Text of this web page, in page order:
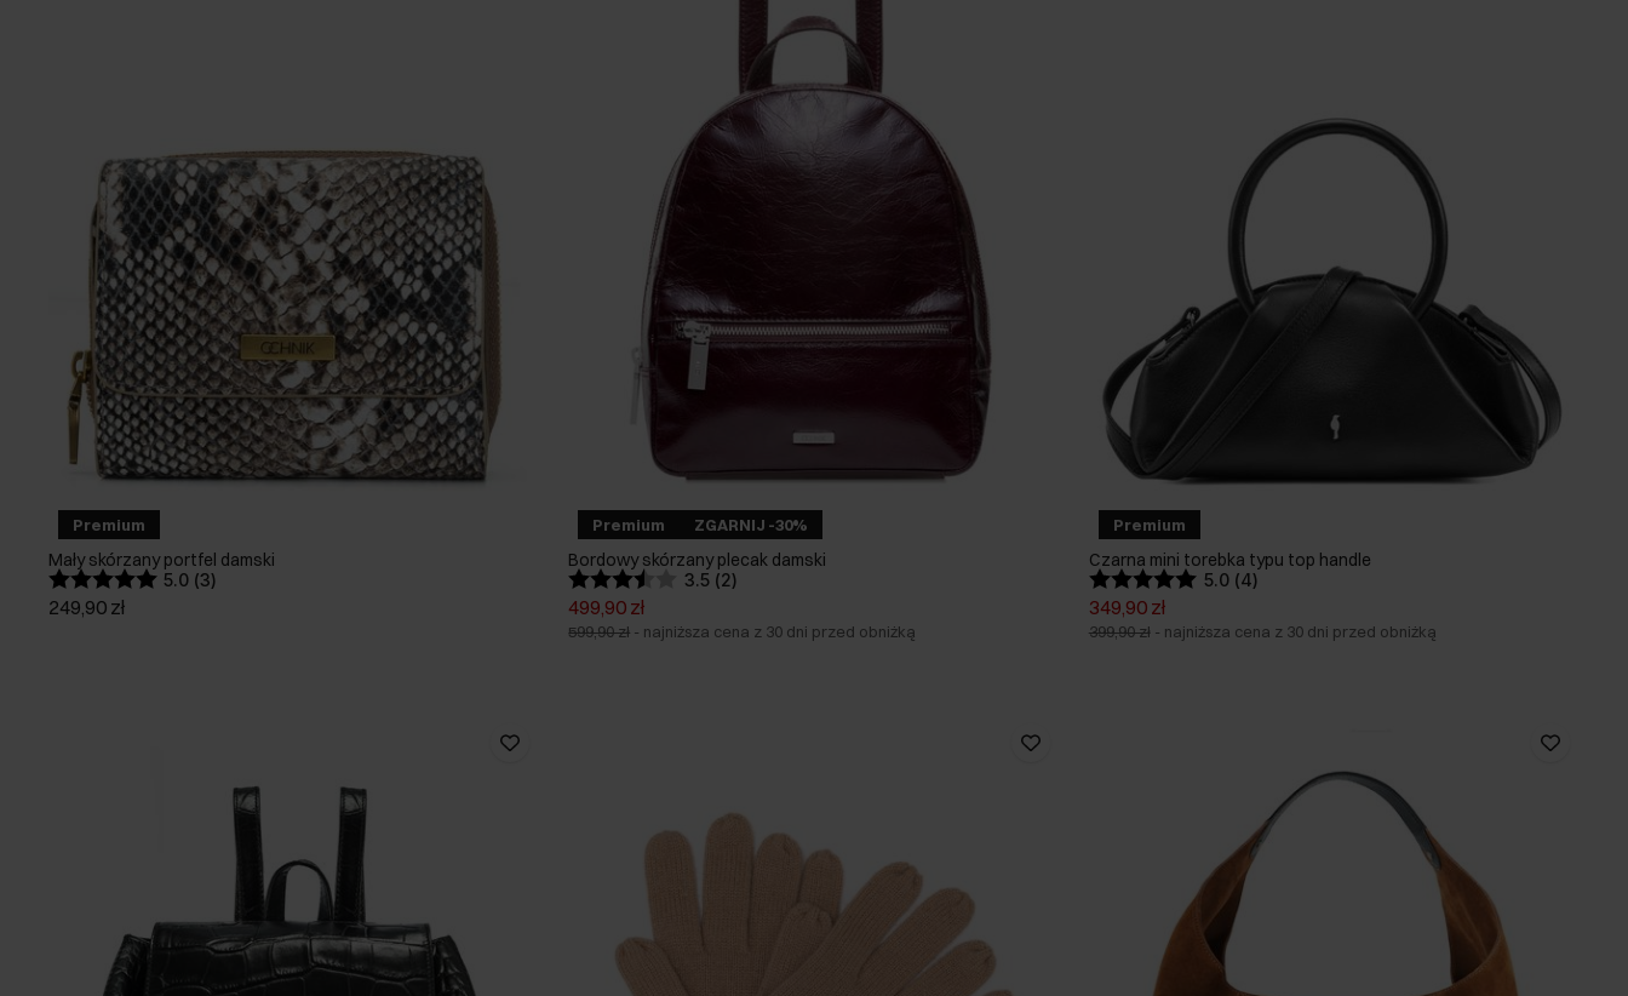
Premium
Mały skórzany portfel damski
5.0 (3)
249,90 zł
Premium ZGARNIJ -30%
Bordowy skórzany plecak damski
3.5 (2)
499,90 zł
599,90 zł - najniższa cena z 30 dni przed obniżką
Premium
Czarna mini torebka typu top handle
5.0 (4)
349,90 zł
399,90 zł - najniższa cena z 30 dni przed obniżką